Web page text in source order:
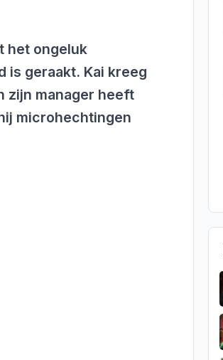
het ongeluk
is geraakt. Kai kreeg
zijn manager heeft
microhechtingen